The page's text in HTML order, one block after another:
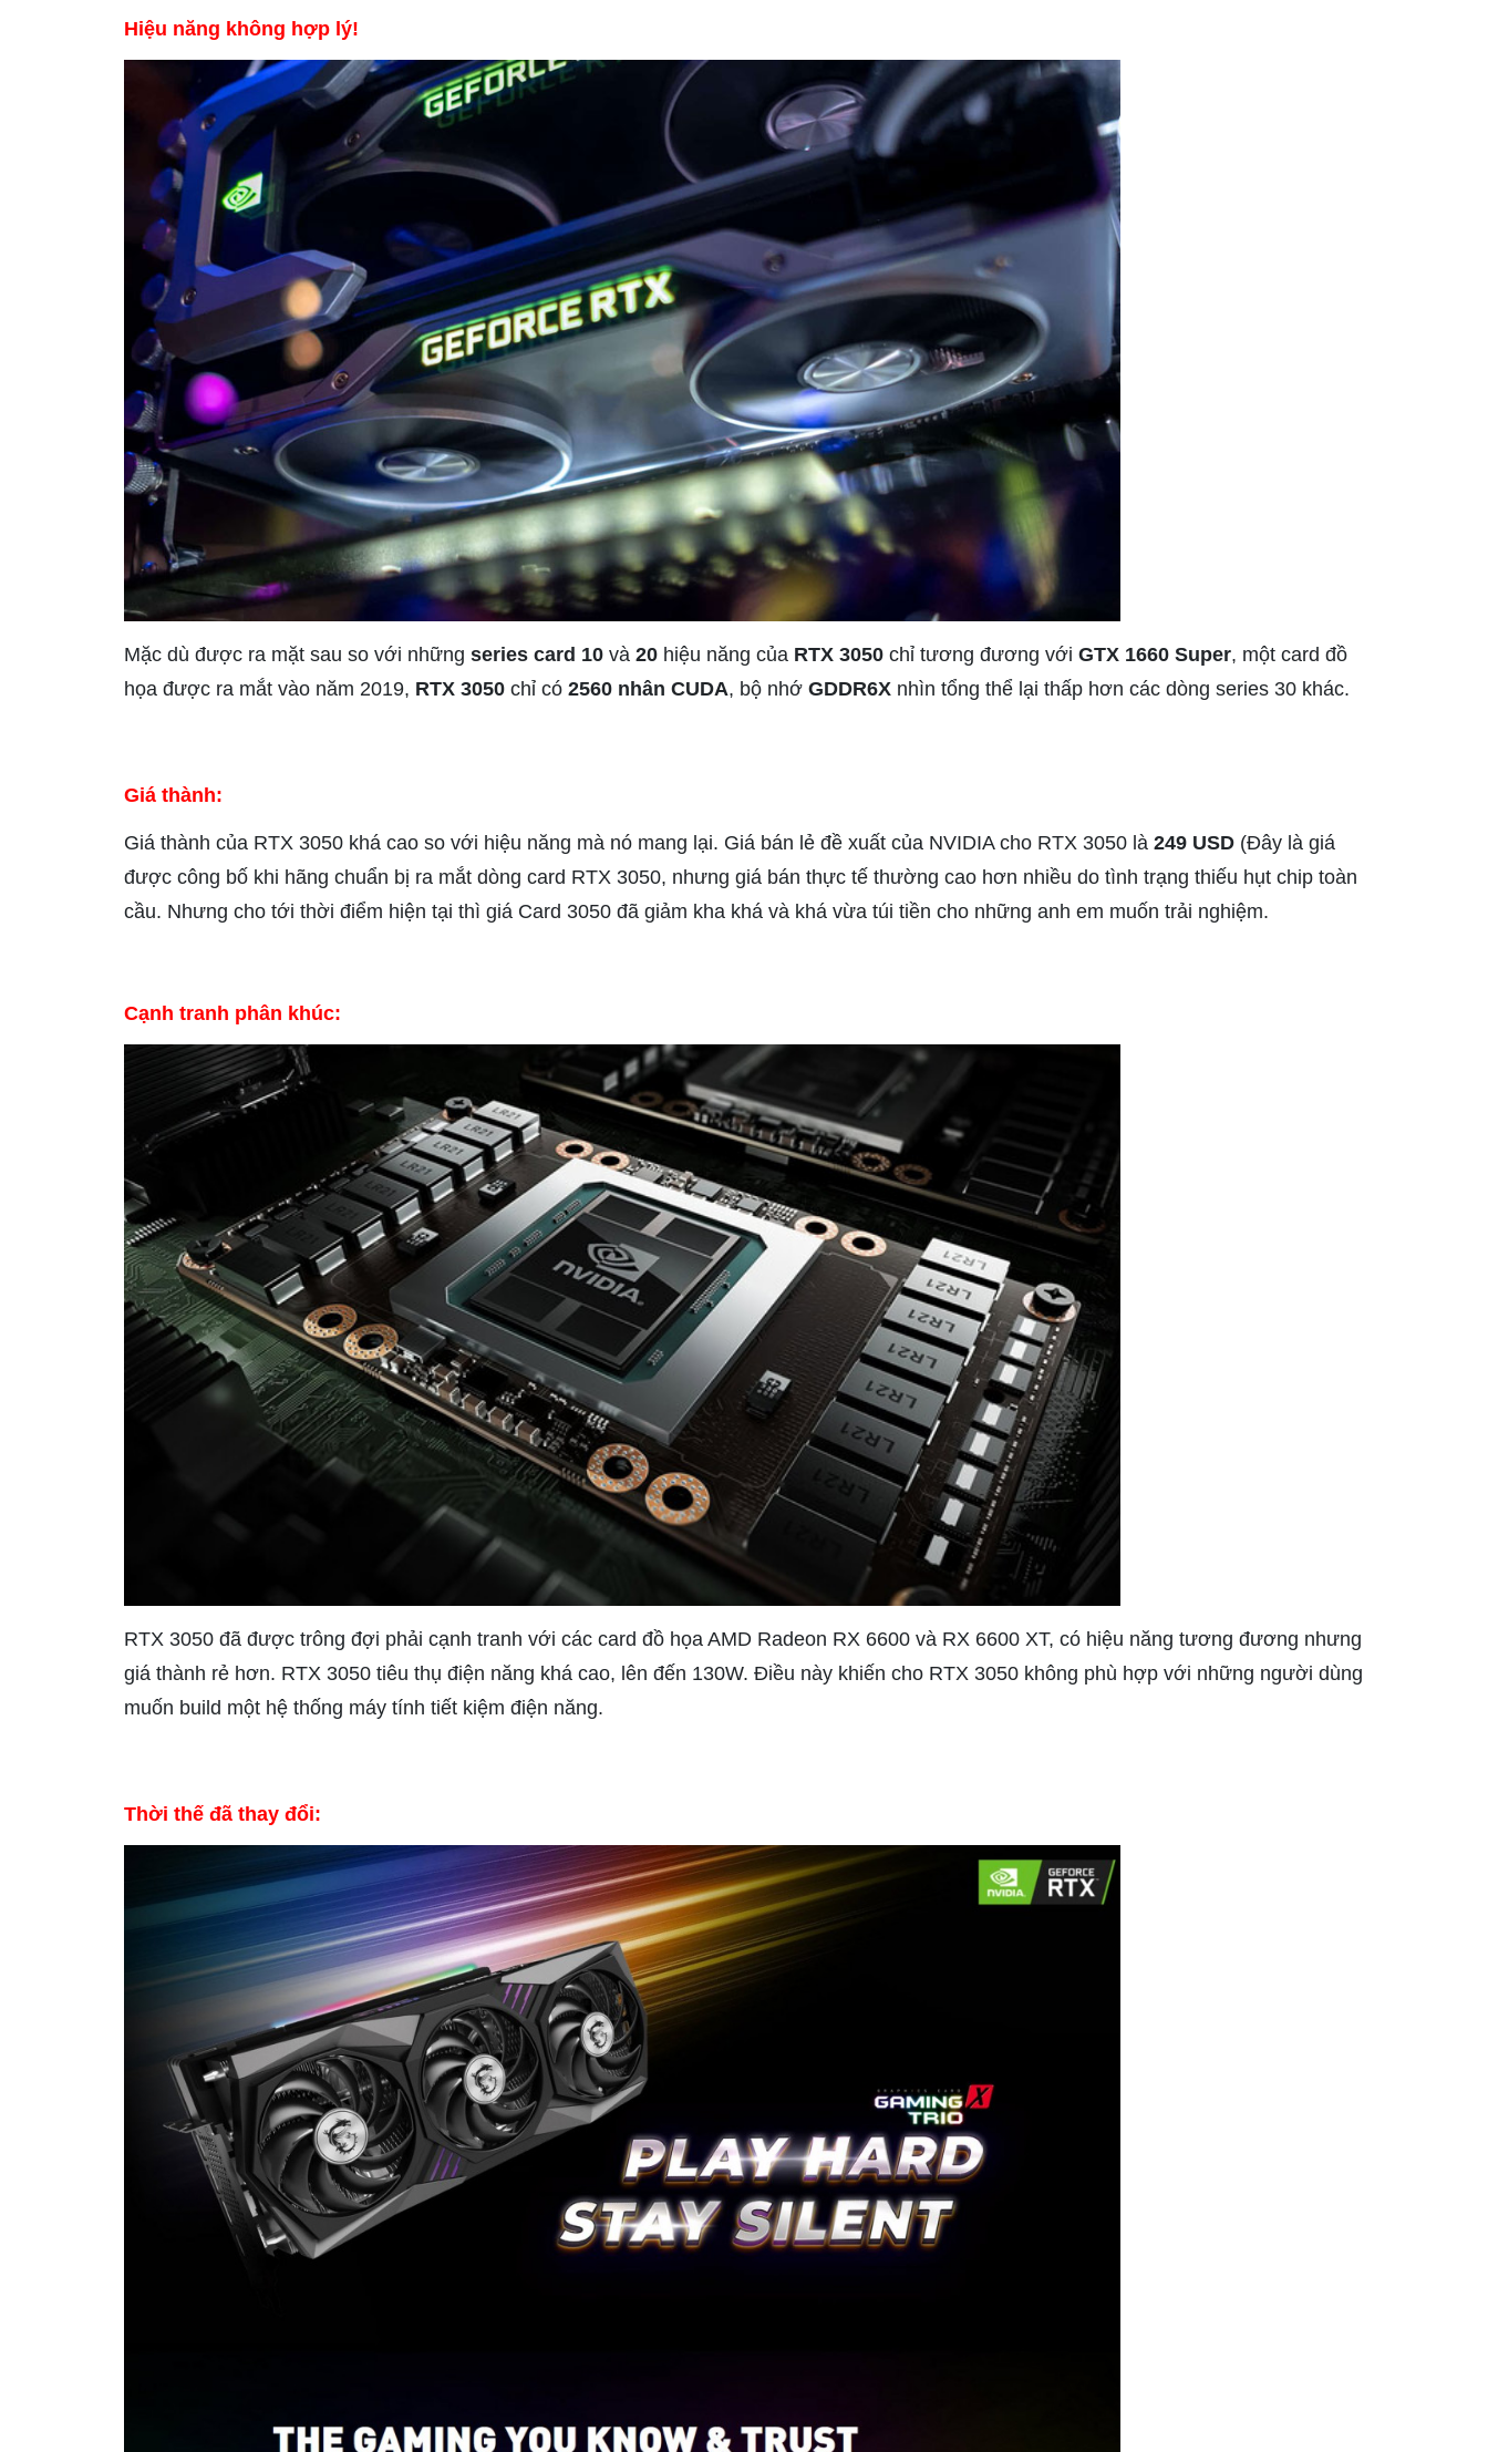
Hiệu năng không hợp lý!
Mặc dù được ra mặt sau so với những series card 10 và 20 hiệu năng của RTX 3050 chỉ tương đương với GTX 1660 Super, một card đồ
họa được ra mắt vào năm 2019, RTX 3050 chỉ có 2560 nhân CUDA, bộ nhớ GDDR6X nhìn tổng thể lại thấp hơn các dòng series 30 khác.
Giá thành:
Giá thành của RTX 3050 khá cao so với hiệu năng mà nó mang lại. Giá bán lẻ đề xuất của NVIDIA cho RTX 3050 là 249 USD (Đây là giá
được công bố khi hãng chuẩn bị ra mắt dòng card RTX 3050, nhưng giá bán thực tế thường cao hơn nhiều do tình trạng thiếu hụt chip toàn
cầu. Nhưng cho tới thời điểm hiện tại thì giá Card 3050 đã giảm kha khá và khá vừa túi tiền cho những anh em muốn trải nghiệm.
Cạnh tranh phân khúc:
RTX 3050 đã được trông đợi phải cạnh tranh với các card đồ họa AMD Radeon RX 6600 và RX 6600 XT, có hiệu năng tương đương nhưng
giá thành rẻ hơn. RTX 3050 tiêu thụ điện năng khá cao, lên đến 130W. Điều này khiến cho RTX 3050 không phù hợp với những người dùng
muốn build một hệ thống máy tính tiết kiệm điện năng.
Thời thế đã thay đổi: